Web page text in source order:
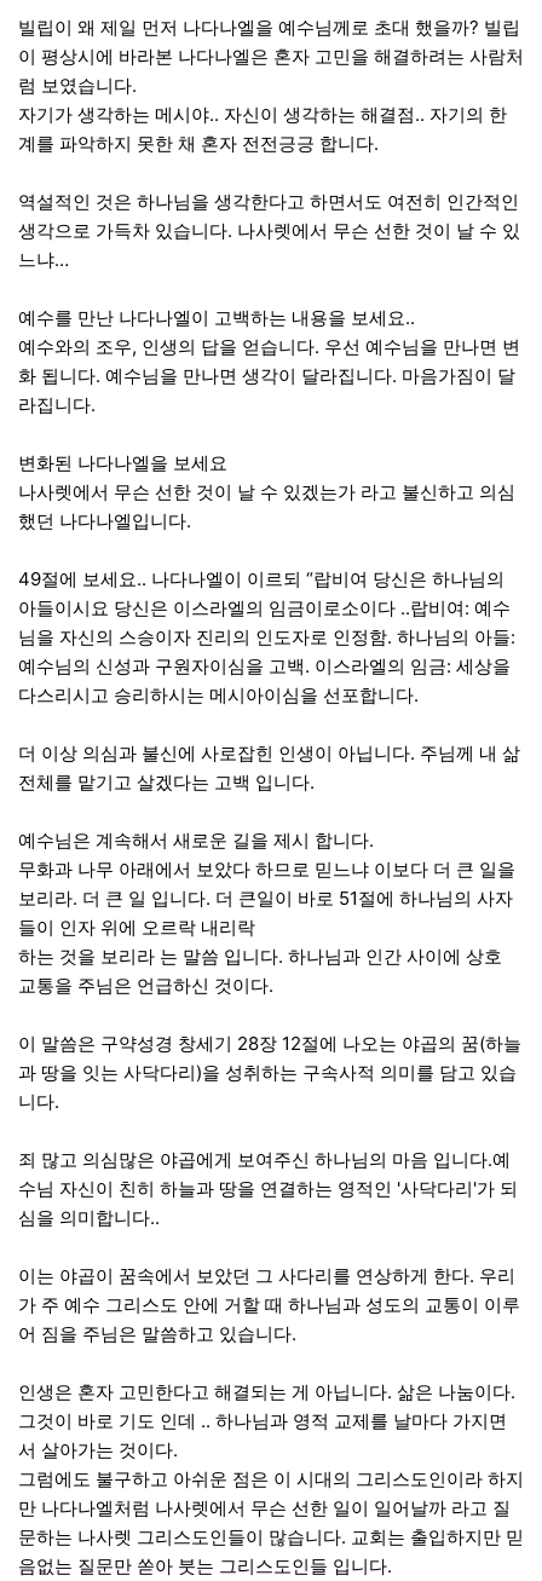
빌립이 왜 제일 먼저 나다나엘을 예수님께로 초대 했을까? 빌립
이 평상시에 바라본 나다나엘은 혼자 고민을 해결하려는 사람처
럼 보였습니다.
자기가 생각하는 메시야.. 자신이 생각하는 해결점.. 자기의 한
계를 파악하지 못한 채 혼자 전전긍긍 합니다.
역설적인 것은 하나님을 생각한다고 하면서도 여전히 인간적인
생각으로 가득차 있습니다. 나사렛에서 무슨 선한 것이 날 수 있
느냐…
예수를 만난 나다나엘이 고백하는 내용을 보세요..
예수와의 조우, 인생의 답을 얻습니다. 우선 예수님을 만나면 변
화 됩니다. 예수님을 만나면 생각이 달라집니다. 마음가짐이 달
라집니다.
변화된 나다나엘을 보세요
나사렛에서 무슨 선한 것이 날 수 있겠는가 라고 불신하고 의심
했던 나다나엘입니다.
49절에 보세요.. 나다나엘이 이르되 “랍비여 당신은 하나님의
아들이시요 당신은 이스라엘의 임금이로소이다 ..랍비여: 예수
님을 자신의 스승이자 진리의 인도자로 인정함. 하나님의 아들:
예수님의 신성과 구원자이심을 고백. 이스라엘의 임금: 세상을
다스리시고 승리하시는 메시아이심을 선포합니다.
더 이상 의심과 불신에 사로잡힌 인생이 아닙니다. 주님께 내 삶
전체를 맡기고 살겠다는 고백 입니다.
예수님은 계속해서 새로운 길을 제시 합니다.
무화과 나무 아래에서 보았다 하므로 믿느냐 이보다 더 큰 일을
보리라. 더 큰 일 입니다. 더 큰일이 바로 51절에 하나님의 사자
들이 인자 위에 오르락 내리락
하는 것을 보리라 는 말씀 입니다. 하나님과 인간 사이에 상호
교통을 주님은 언급하신 것이다.
이 말씀은 구약성경 창세기 28장 12절에 나오는 야곱의 꿈(하늘
과 땅을 잇는 사닥다리)을 성취하는 구속사적 의미를 담고 있습
니다.
죄 많고 의심많은 야곱에게 보여주신 하나님의 마음 입니다.예
수님 자신이 친히 하늘과 땅을 연결하는 영적인 '사닥다리'가 되
심을 의미합니다..
이는 야곱이 꿈속에서 보았던 그 사다리를 연상하게 한다. 우리
가 주 예수 그리스도 안에 거할 때 하나님과 성도의 교통이 이루
어 짐을 주님은 말씀하고 있습니다.
인생은 혼자 고민한다고 해결되는 게 아닙니다. 삶은 나눔이다.
그것이 바로 기도 인데 .. 하나님과 영적 교제를 날마다 가지면
서 살아가는 것이다.
그럼에도 불구하고 아쉬운 점은 이 시대의 그리스도인이라 하지
만 나다나엘처럼 나사렛에서 무슨 선한 일이 일어날까 라고 질
문하는 나사렛 그리스도인들이 많습니다. 교회는 출입하지만 믿
음없는 질문만 쏟아 붓는 그리스도인들 입니다.